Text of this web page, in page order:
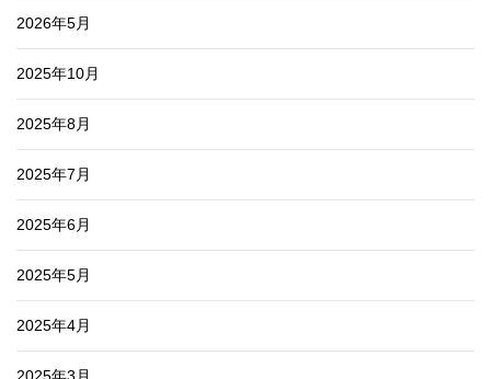
2026年5月
2025年10月
2025年8月
2025年7月
2025年6月
2025年5月
2025年4月